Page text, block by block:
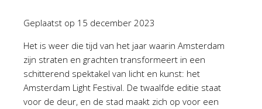
Geplaatst op 15 december 2023
Het is weer die tijd van het jaar waarin Amsterdam
zijn straten en grachten transformeert in een
schitterend spektakel van licht en kunst: het
Amsterdam Light Festival. De twaalfde editie staat
voor de deur, en de stad maakt zich op voor een